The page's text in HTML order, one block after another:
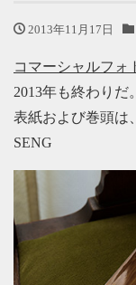
2013年11月17日
コマーシャルフォ
2013年も終わりだ。
表紙および巻頭は
SENG